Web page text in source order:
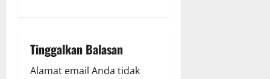
v
i
Tinggalkan Balasan
Alamat email Anda tidak